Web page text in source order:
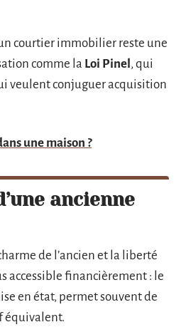
courtier immobilier reste une
comme la Loi Pinel, qui
veulent conjuguer acquisition
une maison ?
ancienne
de l’ancien et la liberté
accessible financièrement : le
en état, permet souvent de
équivalent.